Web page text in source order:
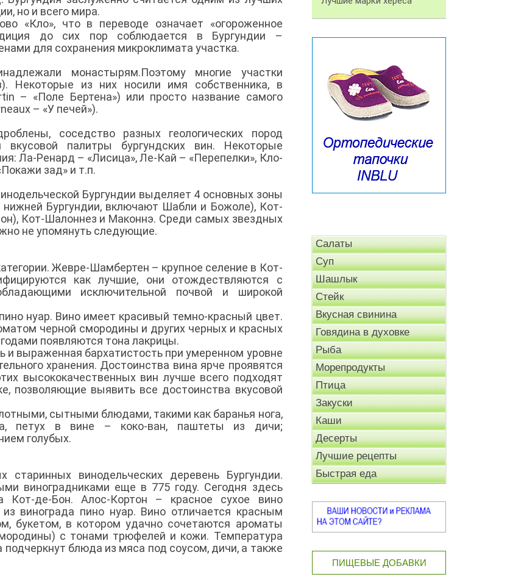
но и всего мира.
«Кло», что в переводе означает «огороженное
до сих пор соблюдается в Бургундии –
для сохранения микроклимата участка.
монастырям.Поэтому многие участки
Некоторые из них носили имя собственника, в
– «Поле Бертена») или просто название самого
– «У печей»).
соседство разных геологических пород
вкусовой палитры бургундских вин. Некоторые
Ла-Ренард – «Лисица», Ле-Кай – «Перепелки», Кло-
зад» и т.п.
Бургундии выделяет 4 основных зоны
Бургундии, включают Шабли и Божоле), Кот-
Кот-Шалоннез и Маконнэ. Среди самых звездных
не упомянуть следующие.
Жевре-Шамбертен – крупное селение в Кот-
как лучшие, они отождествляются с
исключительной почвой и широкой
нуар. Вино имеет красивый темно-красный цвет.
черной смородины и других черных и красных
появляются тона лакрицы.
и выраженная бархатистость при умеренном уровне
хранения. Достоинства вина ярче проявятся
высококачественных вин лучше всего подходят
позволяющие выявить все достоинства вкусовой
сытными блюдами, такими как баранья нога,
петух в вине – коко-ван, паштеты из дичи;
голубых.
винодельческих деревень Бургундии.
виноградниками еще в 775 году. Сегодня здесь
Кот-де-Бон. Алос-Кортон – красное сухое вино
винограда пино нуар. Вино отличается красным
букетом, в котором удачно сочетаются ароматы
с тонами трюфелей и кожи. Температура
подчеркнут блюда из мяса под соусом, дичи, а также
Салаты
Суп
Шашлык
Стейк
Вкусная свинина
Говядина в духовке
Рыба
Морепродукты
Птица
Закуски
Каши
Десерты
Лучшие рецепты
Быстрая еда
ПИЩЕВЫЕ ДОБАВКИ